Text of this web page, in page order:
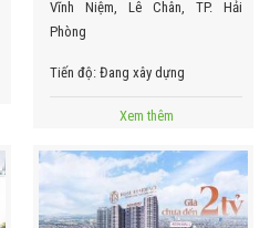
Vĩnh Niệm, Lê Chân, TP. Hải
Phòng
Tiến độ: Đang xây dựng
Xem thêm